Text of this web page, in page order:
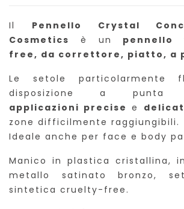
Il Pennello Crystal
Cosmetics è un pennello
free, da correttore, piatto, a
Le setole particolarmente
disposizione a punta
applicazioni precise e
zone difficilmente raggiungibili.
Ideale anche per face e body
Manico in plastica cristallina,
metallo satinato bronzo,
sintetica cruelty-free.